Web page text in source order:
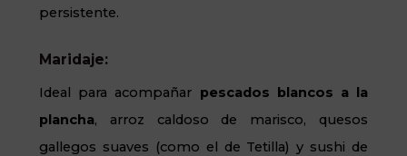
persistente.
Maridaje:
Ideal para acompañar pescados blancos a la
plancha, arroz caldoso de marisco, quesos
gallegos suaves (como el de Tetilla) y sushi de